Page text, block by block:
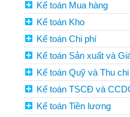
Kế toán Mua hàng
Kế toán Kho
Kế toán Chi phí
Kế toán Sản xuất và
Kế toán Quỹ và Thu chi
Kế toán TSCĐ và
Kế toán Tiền lương